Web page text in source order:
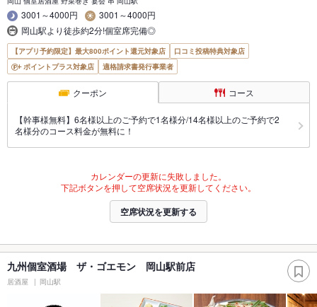
3001～4000円
3001～4000円
岡山駅より徒歩約2分!個室席完備◎
【アプリ予約限定】最大800ポイント還元対象店
口コミ投稿特典対象店
ポイントプラス対象店
適格請求書発行事業者
クーポン コース
【幹事様無料】6名様以上のご予約で1名様分/14名様以上のご予約で2
名様分のコース料金が無料に！
カレンダーの更新に失敗しました。
下記ボタンを押して空席状況を更新してください。
空席状況を更新する
九州個室酒場 ザ・ゴエモン 岡山駅前店
居酒屋 岡山駅